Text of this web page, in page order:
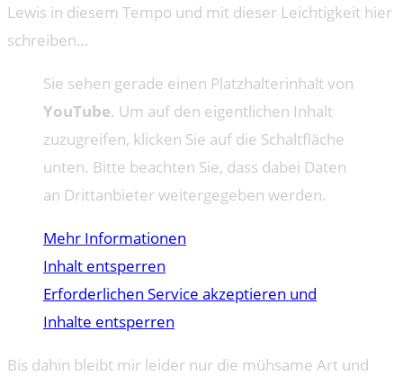
Lewis in diesem Tempo und mit dieser Leichtigkeit hier
schreiben…
Sie sehen gerade einen Platzhalterinhalt von
YouTube. Um auf den eigentlichen Inhalt
zuzugreifen, klicken Sie auf die Schaltfläche
unten. Bitte beachten Sie, dass dabei Daten
an Drittanbieter weitergegeben werden.
Mehr Informationen
Inhalt entsperren
Erforderlichen Service akzeptieren und
Inhalte entsperren
Bis dahin bleibt mir leider nur die mühsame Art und